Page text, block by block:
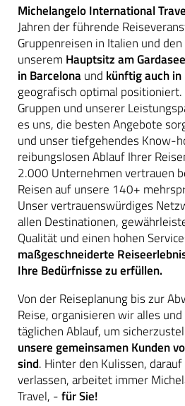
Michelangelo International Trave
Jahren der führende
Gruppenreisen in Italien und
unserem Hauptsitz am Gardasee
in Barcelonaund künftig auch
geografisch optimal
Gruppen und unserer
es uns, die besten Angebote
und unser tiefgehendes Know-
reibungslosen Ablauf Ihrer
2.000 Unternehmen vertrauen
Reisen auf unsere 140+
Unser vertrauenswürdiges
allen Destinationen,
Qualität und einen hohen
maßgeschneiderte
Ihre Bedürfnisse zu erfüllen.
Von der Reiseplanung bis zur
Reise, organisieren wir alles
täglichen Ablauf, um
unsere gemeinsamen Kunden
sind. Hinter den Kulissen,
verlassen, arbeitet immer
Travel, -für Sie!